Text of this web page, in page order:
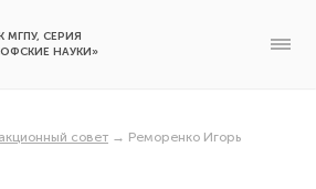
МГПУ, СЕРИЯ
НАУКИ»
совет → Реморенко Игорь